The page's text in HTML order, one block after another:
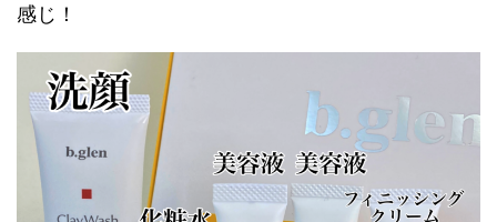
感じ！